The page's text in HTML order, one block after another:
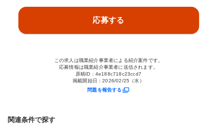
応募する
この求人は職業紹介事業者による紹介案件です。
応募情報は職業紹介事業者に送信されます。
原稿ID： 4e188c718c23ccd7
掲載開始日：2026/02/25（水）
問題を報告する
関連条件で探す